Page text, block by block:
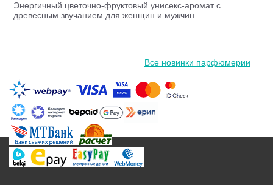
Энергичный цветочно-фруктовый унисекс-аромат с
древесным звучанием для женщин и мужчин.
Все новинки парфюмерии